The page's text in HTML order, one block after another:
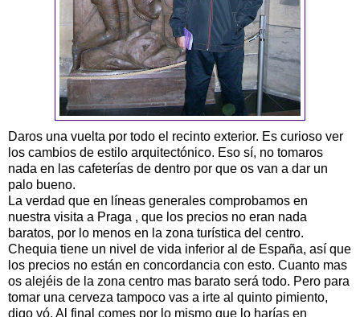
Daros una vuelta por todo el recinto exterior. Es curioso ver
los cambios de estilo arquitectónico. Eso sí, no tomaros
nada en las cafeterías de dentro por que os van a dar un
palo bueno.
La verdad que en líneas generales comprobamos en
nuestra visita a Praga , que los precios no eran nada
baratos, por lo menos en la zona turística del centro.
Chequia tiene un nivel de vida inferior al de España, así que
los precios no están en concordancia con esto. Cuanto mas
os alejéis de la zona centro mas barato será todo. Pero para
tomar una cerveza tampoco vas a irte al quinto pimiento,
digo yó. Al final comes por lo mismo que lo harías en